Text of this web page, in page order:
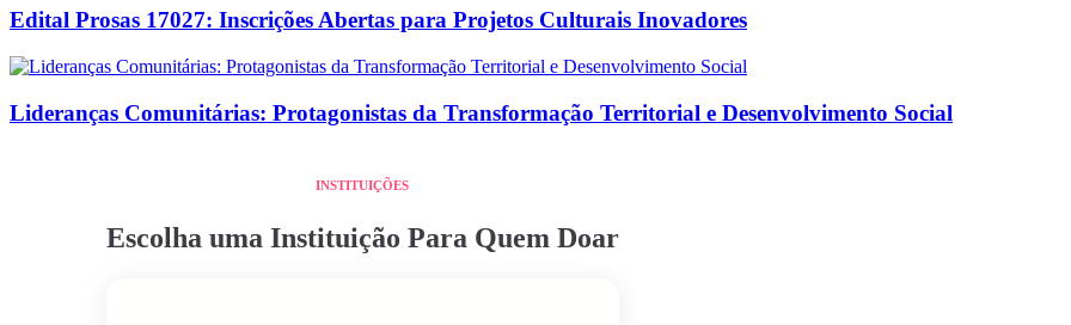
Edital Prosas 17027: Inscrições Abertas para Projetos Culturais Inovadores
Lideranças Comunitárias: Protagonistas da Transformação Territorial e Desenvolvimento Social
INSTITUIÇÕES
Escolha uma Instituição Para Quem Doar